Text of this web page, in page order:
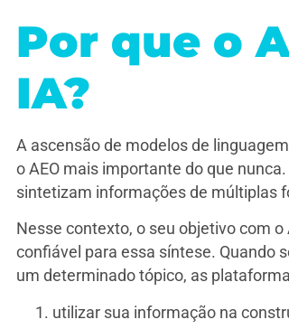
Por que o
IA?
A ascensão de modelos de
o AEO mais importante do que
sintetizam informações de múltiplas
Nesse contexto, o seu objetivo com
confiável para essa síntese. Quando
um determinado tópico, as
utilizar sua informação na